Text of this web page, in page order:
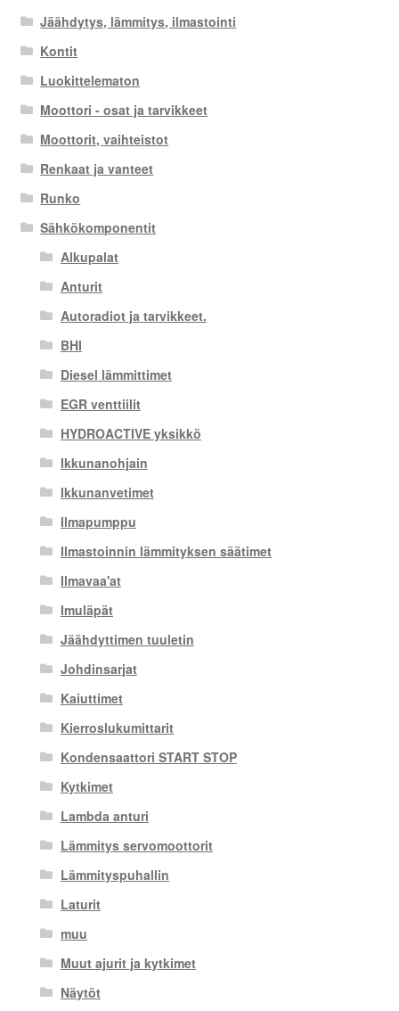
Jäähdytys, lämmitys, ilmastointi
Kontit
Luokittelematon
Moottori - osat ja tarvikkeet
Moottorit, vaihteistot
Renkaat ja vanteet
Runko
Sähkökomponentit
Alkupalat
Anturit
Autoradiot ja tarvikkeet.
BHI
Diesel lämmittimet
EGR venttiilit
HYDROACTIVE yksikkö
Ikkunanohjain
Ikkunanvetimet
Ilmapumppu
Ilmastoinnin lämmityksen säätimet
Ilmavaa'at
Imuläpät
Jäähdyttimen tuuletin
Johdinsarjat
Kaiuttimet
Kierroslukumittarit
Kondensaattori START STOP
Kytkimet
Lambda anturi
Lämmitys servomoottorit
Lämmityspuhallin
Laturit
muu
Muut ajurit ja kytkimet
Näytöt